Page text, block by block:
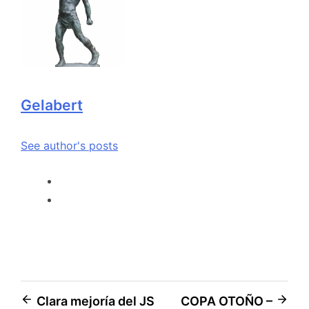
Gelabert
See author's posts
Clara mejoría del JS COPA OTOÑO –